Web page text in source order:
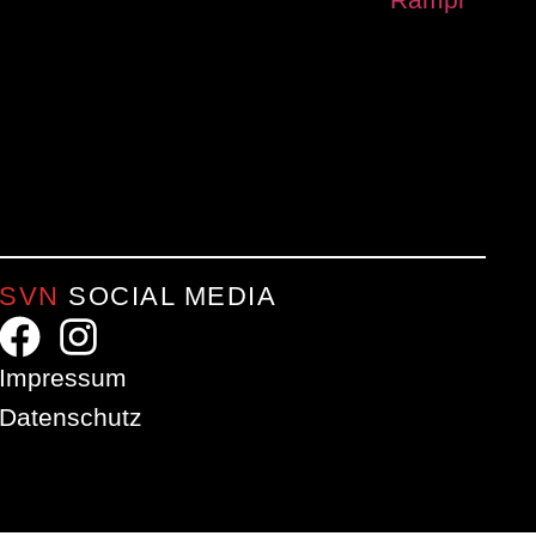
SVN SOCIAL MEDIA
Impressum
Datenschutz